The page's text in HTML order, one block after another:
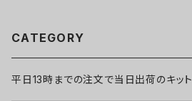
CATEGORY
平日13時までの注文で当日出荷のキット